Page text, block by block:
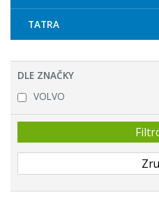
TATRA
DLE ZNAČKY
VOLVO